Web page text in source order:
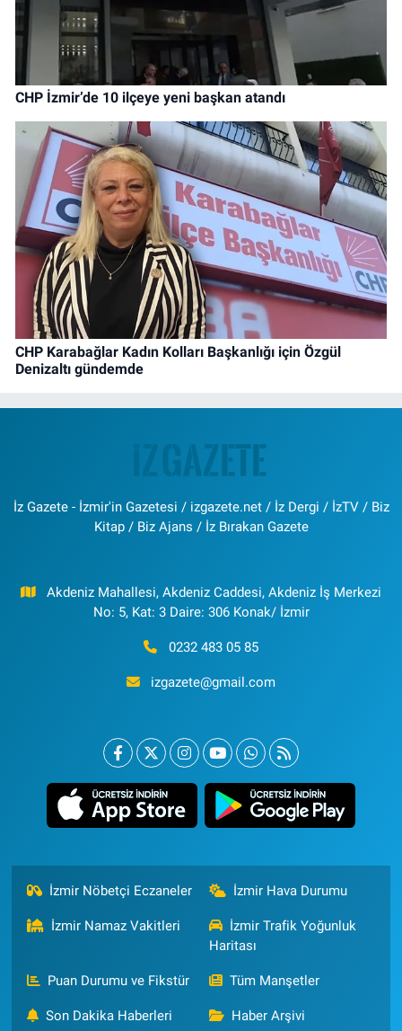
CHP İzmir’de 10 ilçeye yeni başkan atandı
CHP Karabağlar Kadın Kolları Başkanlığı için Özgül
Denizaltı gündemde
İz Gazete - İzmir'in Gazetesi / izgazete.net / İz Dergi / İzTV / Biz
Kitap / Biz Ajans / İz Bırakan Gazete
Akdeniz Mahallesi, Akdeniz Caddesi, Akdeniz İş Merkezi
No: 5, Kat: 3 Daire: 306 Konak/ İzmir
0232 483 05 85
izgazete@gmail.com
İzmir Nöbetçi Eczaneler İzmir Hava Durumu
İzmir Namaz Vakitleri
İzmir Trafik Yoğunluk
Haritası
Puan Durumu ve Fikstür Tüm Manşetler
Son Dakika Haberleri Haber Arşivi